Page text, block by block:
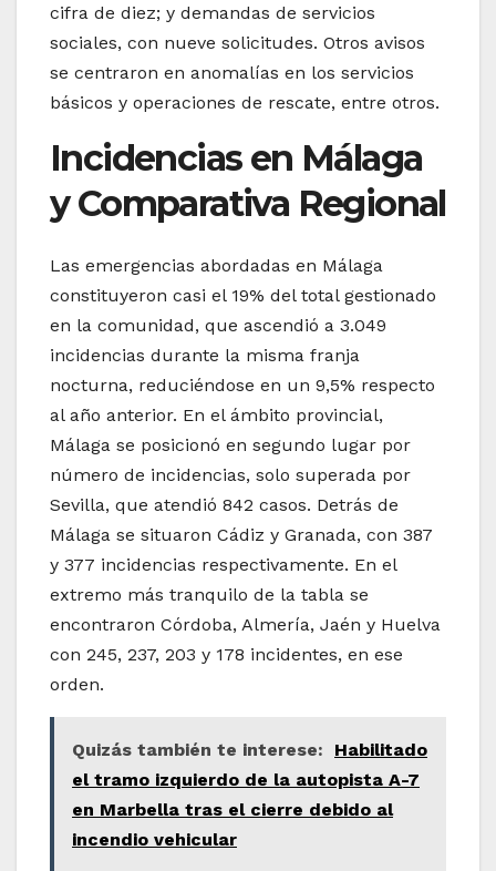
cifra de diez; y demandas de servicios
sociales, con nueve solicitudes. Otros avisos
se centraron en anomalías en los servicios
básicos y operaciones de rescate, entre otros.
Incidencias en Málaga
y Comparativa Regional
Las emergencias abordadas en Málaga
constituyeron casi el 19% del total gestionado
en la comunidad, que ascendió a 3.049
incidencias durante la misma franja
nocturna, reduciéndose en un 9,5% respecto
al año anterior. En el ámbito provincial,
Málaga se posicionó en segundo lugar por
número de incidencias, solo superada por
Sevilla, que atendió 842 casos. Detrás de
Málaga se situaron Cádiz y Granada, con 387
y 377 incidencias respectivamente. En el
extremo más tranquilo de la tabla se
encontraron Córdoba, Almería, Jaén y Huelva
con 245, 237, 203 y 178 incidentes, en ese
orden.
Quizás también te interese:
Habilitado
el tramo izquierdo de la autopista A-7
en Marbella tras el cierre debido al
incendio vehicular